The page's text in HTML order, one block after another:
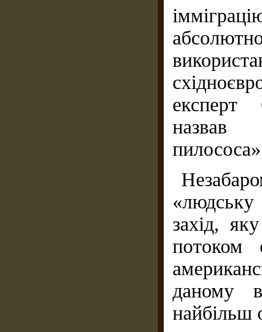
експерт
назвав
захід,
потоком
даному
найбільш